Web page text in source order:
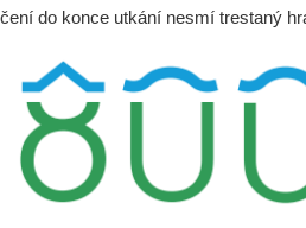
do konce utkání nesmí trestaný